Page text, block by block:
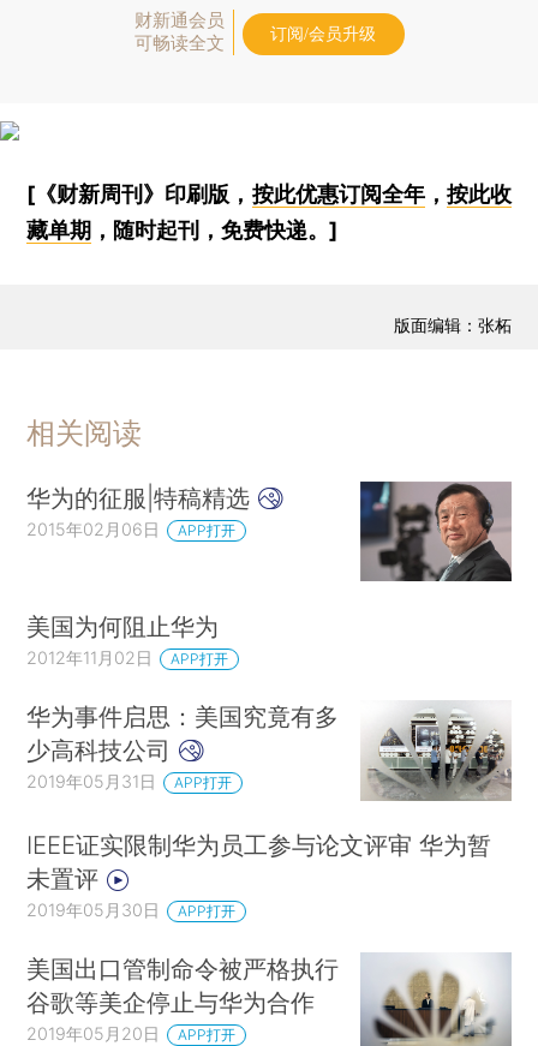
财新通会员
可畅读全文
订阅/会员升级
[《财新周刊》印刷版， 按此优惠订阅全年， 按此收
藏单期 ，随时起刊，免费快递。]
版面编辑：张柘
相关阅读
华为的征服|特稿精选
2015年02月06日 APP打开
美国为何阻止华为
2012年11月02日 APP打开
华为事件启思：美国究竟有多
少高科技公司
2019年05月31日 APP打开
IEEE证实限制华为员工参与论文评审 华为暂
未置评
2019年05月30日 APP打开
美国出口管制命令被严格执行
谷歌等美企停止与华为合作
2019年05月20日 APP打开